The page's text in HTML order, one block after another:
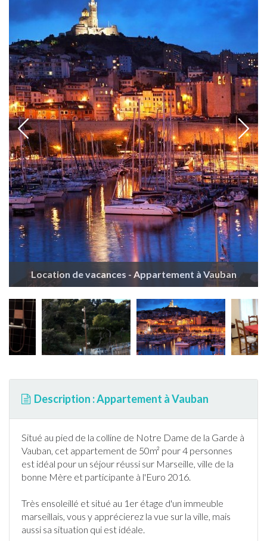
Location de vacances - Appartement à Vauban
Description : Appartement à Vauban
Situé au pied de la colline de Notre Dame de la Garde à
Vauban, cet appartement de 50m² pour 4 personnes
est idéal pour un séjour réussi sur Marseille, ville de la
bonne Mère et participante à l'Euro 2016.
Très ensoleillé et situé au 1er étage d'un immeuble
marseillais, vous y apprécierez la vue sur la ville, mais
aussi sa situation qui est idéale.